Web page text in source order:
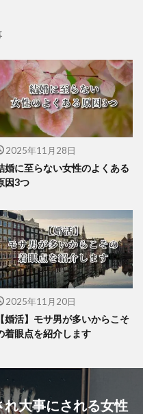
2025年11月28日
婚に至らない女性のよくある
因3つ
2025年11月20日
【婚活】モサ男が多いからこそ
着眼点を紹介します
大事にされる女性